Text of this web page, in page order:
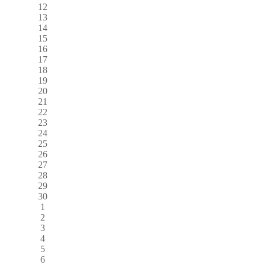
12
13
14
15
16
17
18
19
20
21
22
23
24
25
26
27
28
29
30
1
2
3
4
5
6